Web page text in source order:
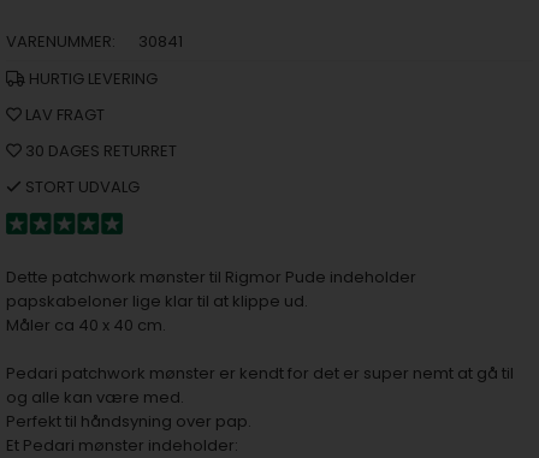
VARENUMMER:
30841
HURTIG LEVERING
LAV FRAGT
30 DAGES RETURRET
STORT UDVALG
Dette patchwork mønster til Rigmor Pude indeholder
papskabeloner lige klar til at klippe ud.
Måler ca 40 x 40 cm.
​​​​​​​Pedari patchwork mønster er kendt for det er super nemt at gå til
og alle kan være med.
Perfekt til håndsyning over pap.
Et Pedari mønster indeholder: